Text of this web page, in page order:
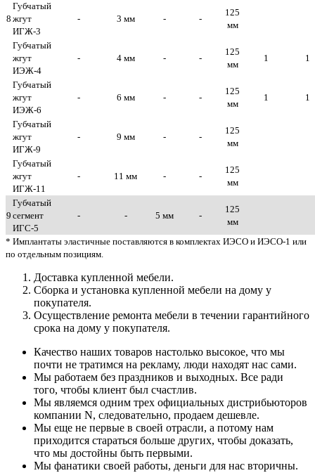
8
Губчатый
жгут
ИГЖ-3
- 3 мм - -
125
мм
Губчатый
жгут
ИЭЖ-4
- 4 мм - -
125
мм
1 1
Губчатый
жгут
ИЭЖ-6
- 6 мм - -
125
мм
1 1
Губчатый
жгут
ИГЖ-9
- 9 мм - -
125
мм
Губчатый
жгут
ИГЖ-11
- 11 мм - -
125
мм
9
Губчатый
сегмент
ИГС-5
- - 5 мм -
125
мм
* Имплантаты эластичные поставляются в комплектах ИЭСО и ИЭСО-1 или
по отдельным позициям.
Доставка купленной мебели.
Сборка и установка купленной мебели на дому у
покупателя.
Осуществление ремонта мебели в течении гарантийного
срока на дому у покупателя.
Качество наших товаров настолько высокое, что мы
почти не тратимся на рекламу, люди находят нас сами.
Мы работаем без праздников и выходных. Все ради
того, чтобы клиент был счастлив.
Мы являемся одним трех официальных дистрибьюторов
компании N, следовательно, продаем дешевле.
Мы еще не первые в своей отрасли, а потому нам
приходится стараться больше других, чтобы доказать,
что мы достойны быть первыми.
Мы фанатики своей работы, деньги для нас вторичны.